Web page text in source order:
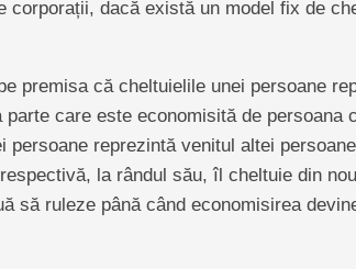
corporații, dacă există un model fix de
premisa că cheltuielile unei persoane
care este economisită de persoana
persoane reprezintă venitul altei
la rândul său, îl cheltuie din
să ruleze până când economisirea